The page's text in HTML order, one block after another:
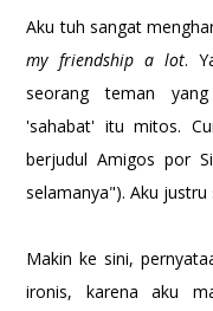
Aku tuh sangat
my friendship a lot.
seorang teman
'sahabat' itu mitos.
berjudul Amigos por
selamanya"). Aku
Makin ke sini,
ironis, karena aku